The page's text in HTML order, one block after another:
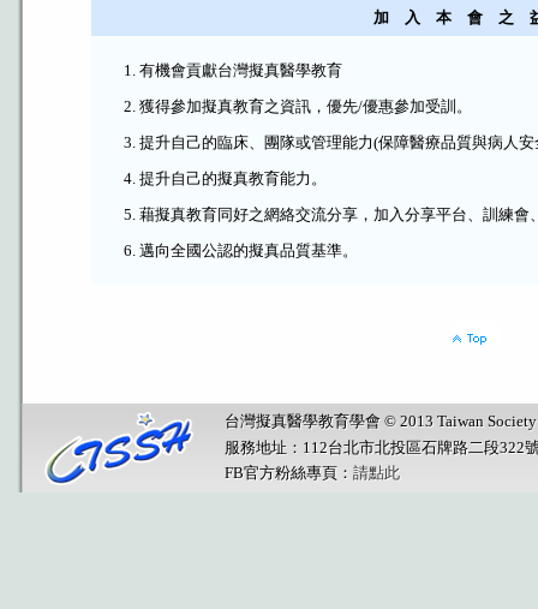
加 入 本 會 之
有機會貢獻台灣擬真醫學教育
獲得參加擬真教育之資訊，優先/優惠參加受訓。
提升自己的臨床、團隊或管理能力(保障醫療品質與病人安
提升自己的擬真教育能力。
藉擬真教育同好之網絡交流分享，加入分享平台、訓練
邁向全國公認的擬真品質基準。
台灣擬真醫學教育學會 © 2013 Taiwan
服務地址：112台北市北投區石牌路二段322
FB官方粉絲專頁： 請點此